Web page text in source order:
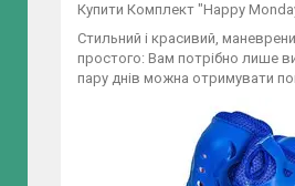
Купити Комплект "Happy
Стильний і красивий,
простого: Вам потрібно лише
пару днів можна отримувати